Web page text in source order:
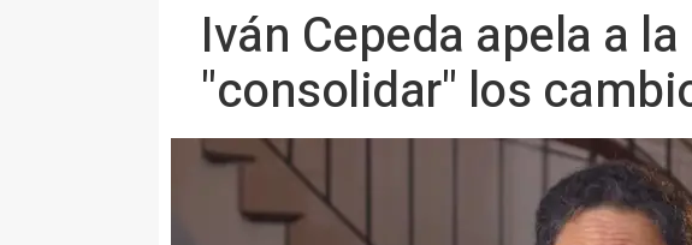
Iván Cepeda apela a
"consolidar" los